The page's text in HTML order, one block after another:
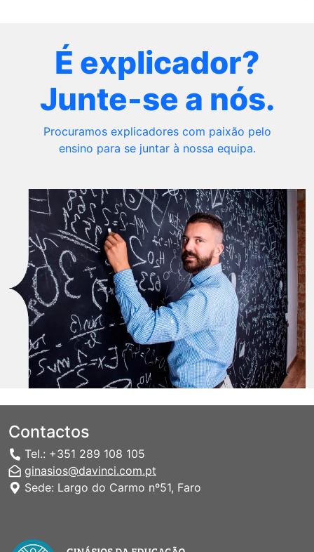
É explicador?
Junte-se a nós.
Procuramos explicadores com paixão pelo
ensino para se juntar à nossa equipa.
Contactos
Tel.: +351 289 108 105
ginasios@davinci.com.pt
Sede: Largo do Carmo nº51, Faro